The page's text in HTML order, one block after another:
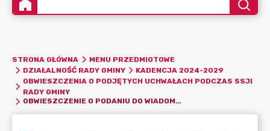
STRONA GŁÓWNA
MENU PRZEDMIOTOWE
DZIAŁALNOŚĆ RADY GMINY
KADENCJA 2024-2029
OBWIESZCZENIA O PODJĘTYCH UCHWAŁACH PODCZAS SSJI
RADY GMINY
OBWIESZCZENIE O PODANIU DO WIADOMOŚCI PUBLICZNEJ PEŁNYCH TEKSTÓW UCHWAŁ RADY GMINY BOBROWNIKI, PODJĘTYCH NA XXIII SESJI RADY GMINY BOBROWNIKI W DNIU 27 LISTOPADA 2025 ROKU